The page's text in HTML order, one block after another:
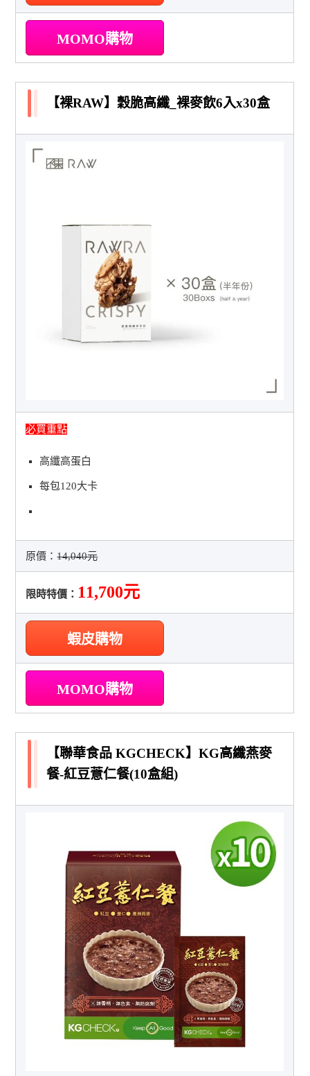
MOMO購物
【裸RAW】穀脆高纖_裸麥飲6入x30盒
必買重點
高纖高蛋白
每包120大卡
原價：14,040元
限時特價： 11,700元
蝦皮購物
MOMO購物
【聯華食品 KGCHECK】KG高纖燕麥
餐-紅豆薏仁餐(10盒組)